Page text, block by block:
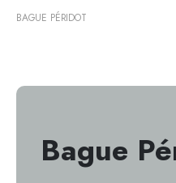
BAGUE PÉRIDOT
Bague